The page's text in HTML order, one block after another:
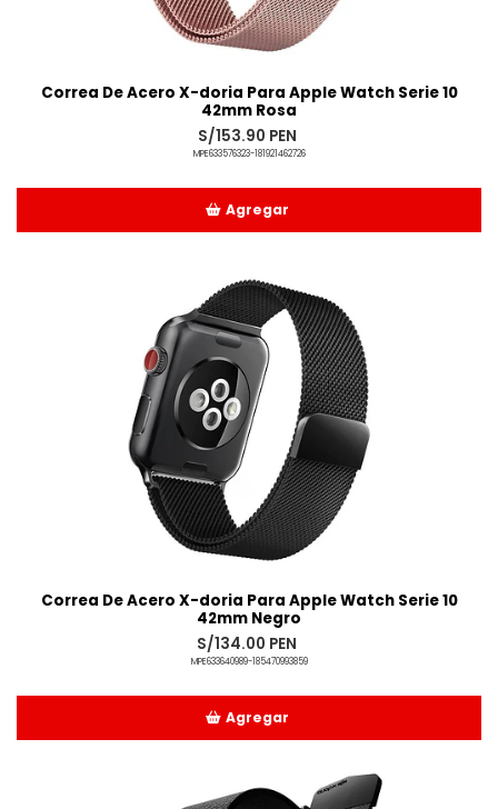
Correa De Acero X-doria Para Apple Watch Serie 10
42mm Rosa
S/153.90 PEN
MPE633576323-181921462726
Agregar
Correa De Acero X-doria Para Apple Watch Serie 10
42mm Negro
S/134.00 PEN
MPE633640989-185470993859
Agregar